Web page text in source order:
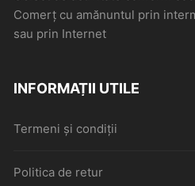
Comerţ cu amănuntul prin
sau prin Internet
INFORMAȚII UTILE
Termeni și condiții
Politica de retur